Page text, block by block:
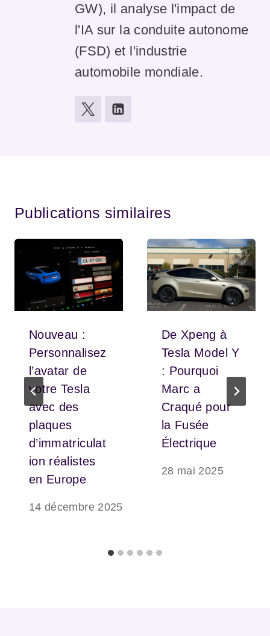
GW), il analyse l'impact de
l'IA sur la conduite autonome
(FSD) et l'industrie
automobile mondiale.
Publications similaires
Nouveau :
Personnalisez
l’avatar de
votre Tesla
avec des
plaques
d’immatriculat
ion réalistes
en Europe
14 décembre 2025
De Xpeng à
Tesla Model Y
: Pourquoi
Marc a
Craqué pour
la Fusée
Électrique
28 mai 2025